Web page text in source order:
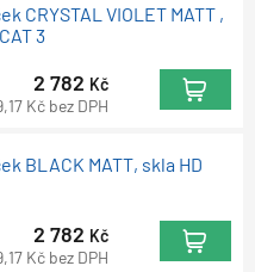
CRYSTAL VIOLET MATT ,
3
2 782 Kč
Kč bez DPH
BLACK MATT, skla HD
2 782 Kč
Kč bez DPH